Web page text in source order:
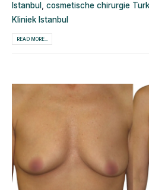
Istanbul
cosmetische chirurgie
Kliniek Istanbul
READ MORE...